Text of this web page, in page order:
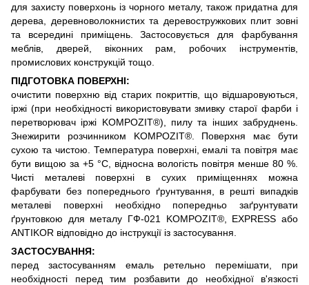
для захисту поверхонь із чорного металу, також придатна для
дерева, деревноволокнистих та деревостружкових плит зовні
та всередині приміщень. Застосовується для фарбування
меблів, дверей, віконних рам, робочих інструментів,
промислових конструкцій тощо.
ПІДГОТОВКА ПОВЕРХНІ:
очистити поверхню від старих покриттів, що відшаровуються,
іржі (при необхідності використовувати змивку старої фарби і
перетворювач іржі KOMPOZIT®), пилу та інших забруднень.
Знежирити розчинником KOMPOZIT®. Поверхня має бути
сухою та чистою. Температура поверхні, емалі та повітря має
бути вищою за +5 °С, відносна вологість повітря менше 80 %.
Чисті металеві поверхні в сухих приміщеннях можна
фарбувати без попереднього ґрунтування, в решті випадків
металеві поверхні необхідно попередньо заґрунтувати
ґрунтовкою для металу ГФ-021 KOMPOZIT®, EXPRESS або
ANTIKOR відповідно до інструкції із застосування.
ЗАСТОСУВАННЯ:
перед застосуванням емаль ретельно перемішати, при
необхідності перед тим розбавити до необхідної в'язкості